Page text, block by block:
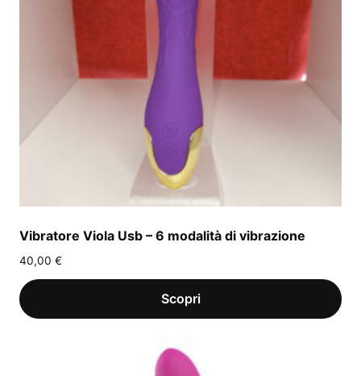
Vibratore Viola Usb – 6 modalità di vibrazione
40,00 €